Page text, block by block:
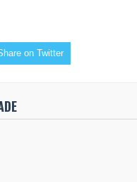
on Twitter